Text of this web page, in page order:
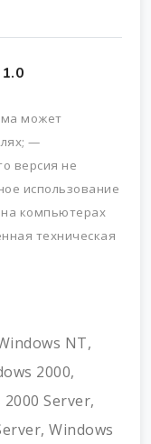
может
—
версия не
использование
компьютерах
техническая
NT,
2000,
Server,
Windows